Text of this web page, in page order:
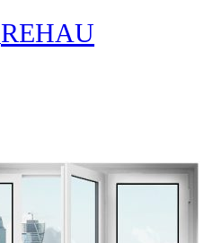
REHAU